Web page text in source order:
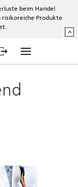
beim Handel
Produkte
^